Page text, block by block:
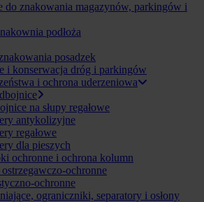
do znakowania magazynów, parkingów i
podłoża
posadzek
i konserwacja dróg i parkingów
i ochrona uderzeniowa
na słupy regałowe
antykolizyjne
regałowe
dla pieszych
ochronne i ochrona kolumn
ochronne
ochronne
ograniczniki, separatory i osłony